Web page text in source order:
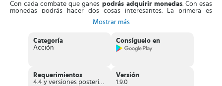
Con cada combate que ganes podrás adquirir monedas. Con esas
monedas podrás hacer dos cosas interesantes. La primera es
aumentar la potencia de todos tus golpes
puedas derribar a tu oponente en un solo turno.
La segunda esacumular más puntos de vida . Esto es sumamente
necesario porque aunque te derriben, tendrás más oportunidades
de seguir jugando hasta lograr tu objetivo.
personaje y la de tu oponente
. Al lado de cada uno se te mostrará
los puntos acumulados que llevan y el nivel que están jugando.
Mostrar más
Categoría
Acción
Consíguelo en
Requerimientos
4.4 y versiones posteriores
Versión
1.9.0